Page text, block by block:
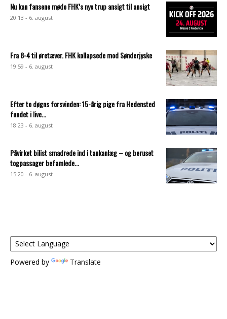
Nu kan fansene møde FHK’s nye trup ansigt til ansigt
20:13 - 6. august
Fra 8-4 til øretæver. FHK kollapsede mod Sønderjyske
19:59 - 6. august
Efter to døgns forsvinden: 15-årig pige fra Hedensted
fundet i live...
18:23 - 6. august
Påvirket bilist smadrede ind i tankanlæg – og beruset
togpassager befamlede...
15:20 - 6. august
Powered by Translate